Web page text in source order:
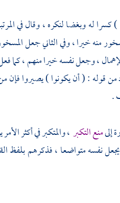
) كسرا له وبغضا لنكره ، وقال في
منه خيرا ، وفي الثاني جعل
، وجعل نفسه خيرا منهم ، كما
من قوله : ( أن يكونوا ) يصيروا فإن
.
إلىمنع التكبر، والمتكبر في أكثر
يجعل نفسه متواضعا ، فذكرهم بلفظ